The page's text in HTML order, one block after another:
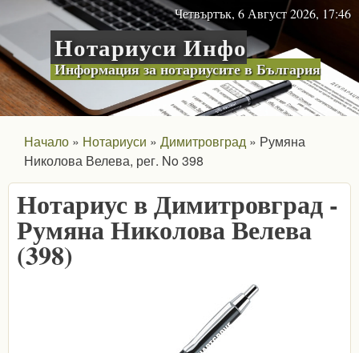
Skip to main content
Нотариуси Инфо
Информация за нотариусите в България
Четвъртък, 6 Август 2026, 17:46
Начало Нотариуси Димитровград
Румяна
Николова Велева, рег. No 398
Нотариус в Димитровград -
Румяна Николова Велева
(398)